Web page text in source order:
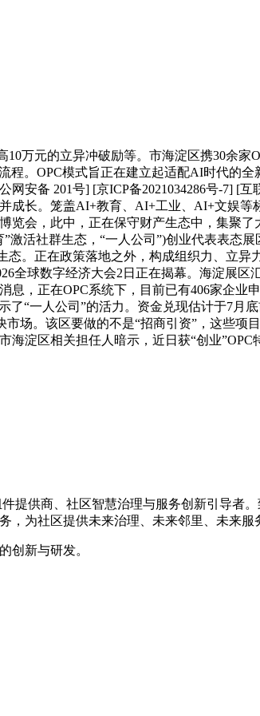
元的立异冲破励等。市海淀区携30余家
。OPC模式旨正在建立起适配AI时代的
安备 201号] [京ICP备2021034286号-7] [
成长。笼盖AI+教育、AI+工业、AI+文娱
览会，此中，正在保守财产生态中，集聚
活社群生态，“一人公司”)创业代表表态
。正在政策落地之外，构成组织力、立
球数字经济大会2日正在揭幕。海淀展
，正在OPC系统下，目前已有406家企业
“一人公司”的活力。资金兑现估计于7月
场。该区要做的不是“招商引资”，这些
淀区相关担任人暗示，近日获“创业
提供商、社区智慧治理与服务创新引导者
为社区提供未来治理、未来邻里、未来服
创新与研发。